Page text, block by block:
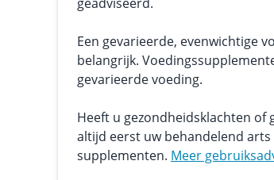
Een gevarieerde, evenwichtige
belangrijk.
gevarieerde voeding.
Heeft u gezondheidsklachten
altijd eerst uw behandelend
supplementen. Meer